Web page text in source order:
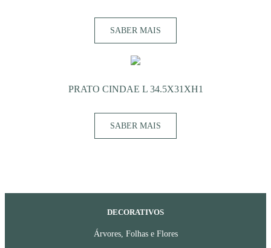
SABER MAIS
PRATO CINDAE L 34.5X31XH1
SABER MAIS
DECORATIVOS
Árvores, Folhas e Flores